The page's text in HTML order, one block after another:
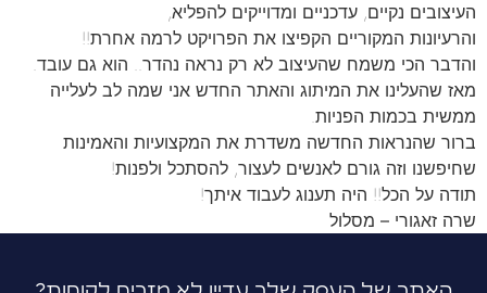
העיצובים נקיים, עדכניים ומדוייקים להפליא,
והרעיונות המקוריים הקפיצו את הפרויקט לרמה אחרת!!
והדבר הכי משמח שהעיצוב לא רק נראה נהדר.. הוא גם עובד.
מאז שהעלינו את המיתוג והאתר החדש אני שמה לב לעלייה
ממשית בכמות הפניות.
ברור שהנראות החדשה משדרת את המקצועיות והאמינות
שחיפשנו וזה גורם לאנשים לעצור, להסתכל ולפנות!
תודה על הכל!! היה תענוג לעבוד איתך!
שרה זאגורי – מסלול